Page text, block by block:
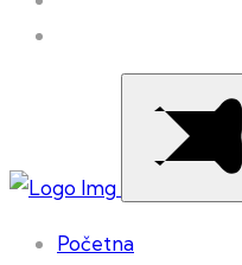
Početna